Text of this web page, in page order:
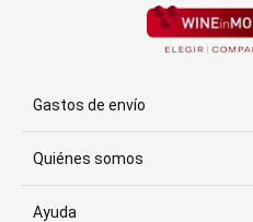
Gastos de envío
Quiénes somos
Ayuda